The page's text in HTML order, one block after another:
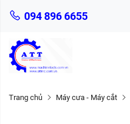
094 896 6655
Trang chủ Máy cưa - Máy cắt